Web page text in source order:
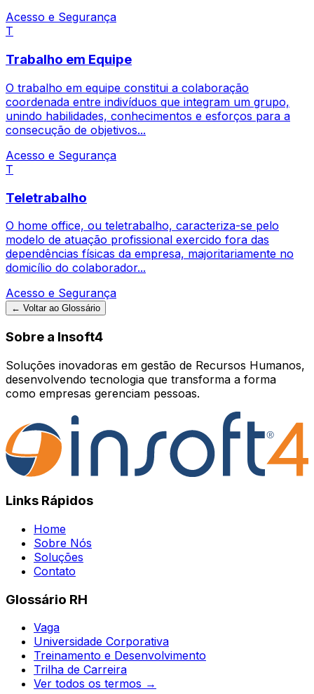
Acesso e Segurança
T
Trabalho em Equipe
O trabalho em equipe constitui a colaboração
coordenada entre indivíduos que integram um grupo,
unindo habilidades, conhecimentos e esforços para a
consecução de objetivos...
Acesso e Segurança
T
Teletrabalho
O home office, ou teletrabalho, caracteriza-se pelo
modelo de atuação profissional exercido fora das
dependências físicas da empresa, majoritariamente no
domicílio do colaborador...
Acesso e Segurança
← Voltar ao Glossário
Sobre a Insoft4
Soluções inovadoras em gestão de Recursos Humanos,
desenvolvendo tecnologia que transforma a forma
como empresas gerenciam pessoas.
Links Rápidos
Home
Sobre Nós
Soluções
Contato
Glossário RH
Vaga
Universidade Corporativa
Treinamento e Desenvolvimento
Trilha de Carreira
Ver todos os termos →